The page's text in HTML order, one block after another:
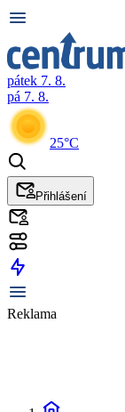
pátek 7. 8.
pá 7. 8.
25°C
Přihlášení
Reklama